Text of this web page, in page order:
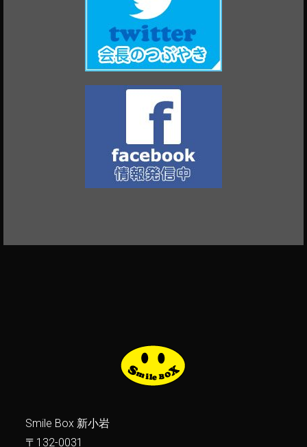
Smile Box 新小岩
〒132-0031